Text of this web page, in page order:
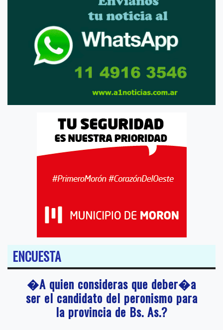
ENCUESTA
�A quien consideras que deber�a
ser el candidato del peronismo para
la provincia de Bs. As.?